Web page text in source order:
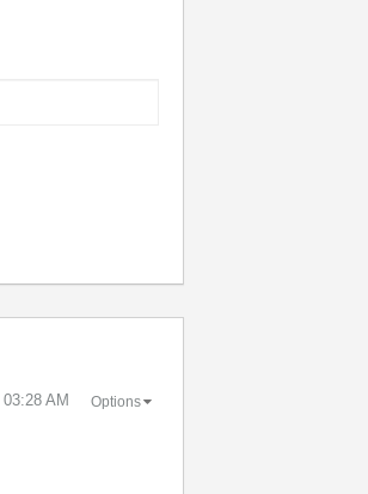
03:28 AM Options